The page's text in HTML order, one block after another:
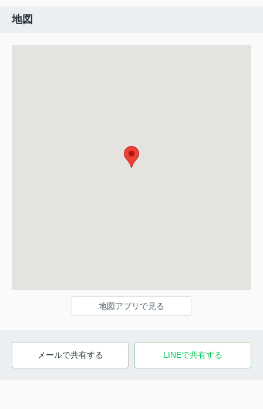
地図
地図アプリで見る
メールで共有する LINEで共有する